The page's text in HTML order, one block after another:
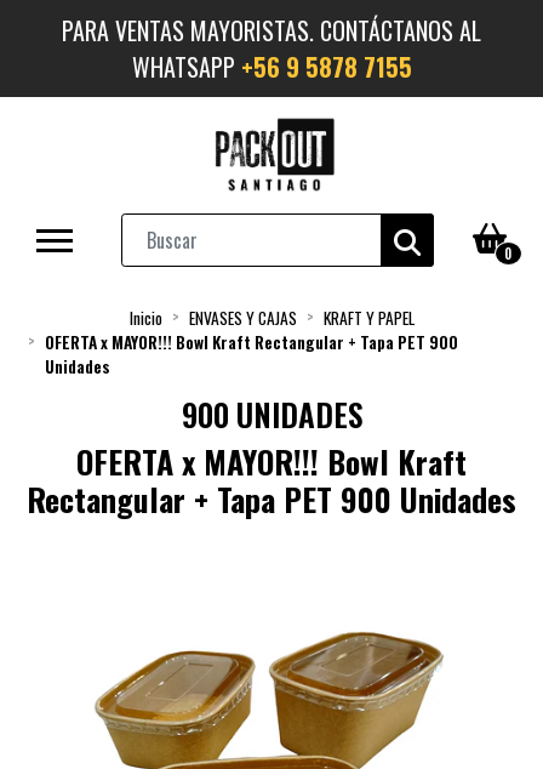
PARA VENTAS MAYORISTAS. CONTÁCTANOS AL
WHATSAPP +56 9 5878 7155
0
Inicio ENVASES Y CAJAS
KRAFT Y PAPEL
OFERTA x MAYOR!!! Bowl Kraft Rectangular + Tapa PET 900
Unidades
900 UNIDADES
OFERTA x MAYOR!!! Bowl Kraft
Rectangular + Tapa PET 900 Unidades